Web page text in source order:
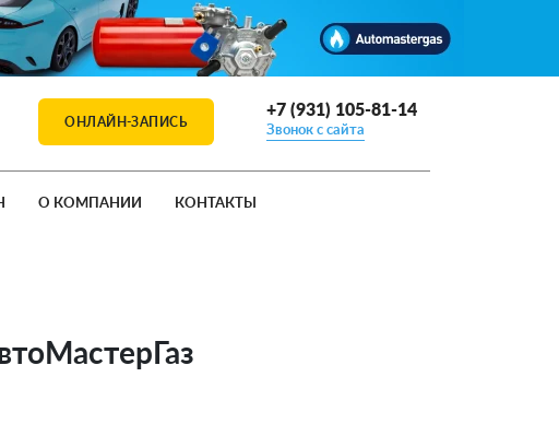
ОНЛАЙН-ЗАПИСЬ
+7 (931) 105-81-14
Звонок с сайта
О КОМПАНИИ КОНТАКТЫ